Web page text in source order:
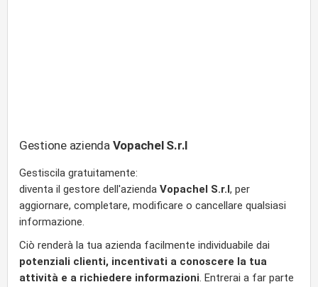
Gestione azienda Vopachel S.r.l
Gestiscila gratuitamente:
diventa il gestore dell'azienda Vopachel S.r.l, per
aggiornare, completare, modificare o cancellare qualsiasi
informazione.
Ciò renderà la tua azienda facilmente individuabile dai
potenziali clienti, incentivati a conoscere la tua
attività e a richiedere informazioni. Entrerai a far parte